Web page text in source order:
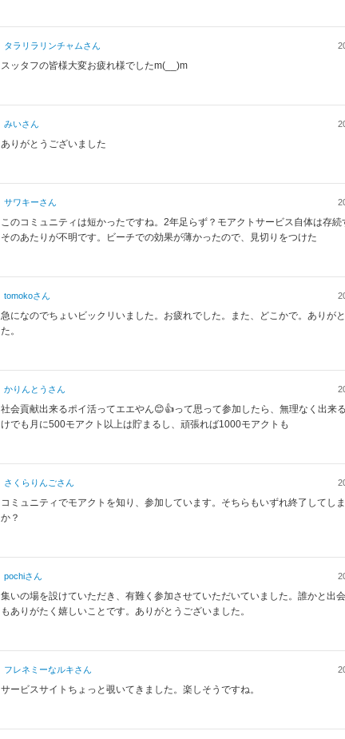
タラリラリンチャムさん
スッタフの皆様大変お疲れ様でしたm(__)m
みいさん
ありがとうございました
サワキーさん
このコミュニティは短かったですね。2年足らず？モアクトサービス自体は存続
そのあたりが不明です。ビーチでの効果が薄かったので、見切りをつけた
tomokoさん
急になのでちょいビックリいました。お疲れでした。また、どこかで。ありが
た。
かりんとう さん
社会貢献出来るポイ活ってエエやん😊👍って思って参加したら、無理なく出来
けでも月に500モアクト以上は貯まるし、頑張れば1000モアクトも
さくらりんごさん
コミュニティでモアクトを知り、参加しています。そちらもいずれ終了してし
か？
pochiさん
集いの場を設けていただき、有難く参加させていただいていました。誰かと出
もありがたく嬉しいことです。ありがとうございました。
フレネミーなルキさん
サービスサイトちょっと覗いてきました。楽しそうですね。